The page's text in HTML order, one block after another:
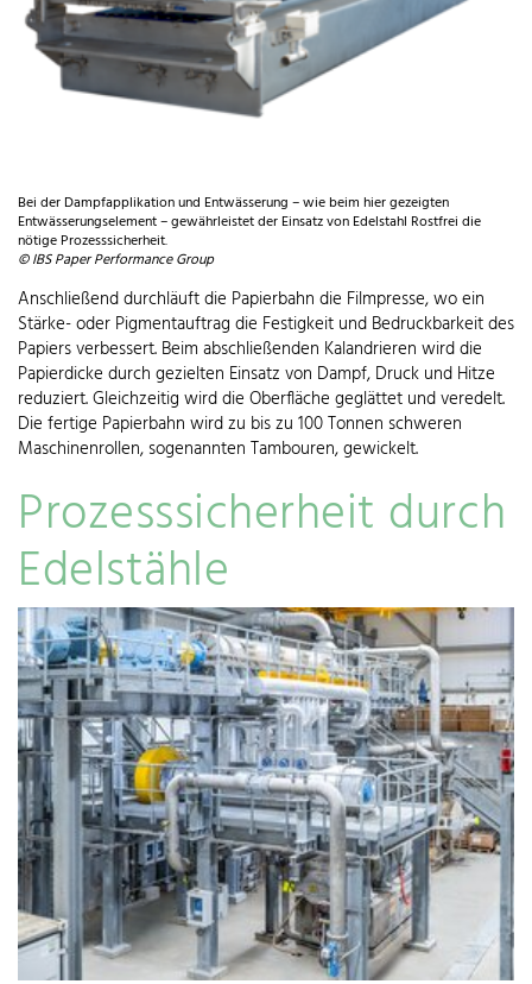
Bei der Dampfapplikation und Entwässerung – wie beim hier gezeigten
Entwässerungselement – gewährleistet der Einsatz von Edelstahl Rostfrei die
nötige Prozesssicherheit.
© IBS Paper Performance Group
Anschließend durchläuft die Papierbahn die Filmpresse, wo ein
Stärke- oder Pigmentauftrag die Festigkeit und Bedruckbarkeit des
Papiers verbessert. Beim abschließenden Kalandrieren wird die
Papierdicke durch gezielten Einsatz von Dampf, Druck und Hitze
reduziert. Gleichzeitig wird die Oberfläche geglättet und veredelt.
Die fertige Papierbahn wird zu bis zu 100 Tonnen schweren
Maschinenrollen, sogenannten Tambouren, gewickelt.
Prozesssicherheit durch
Edelstähle